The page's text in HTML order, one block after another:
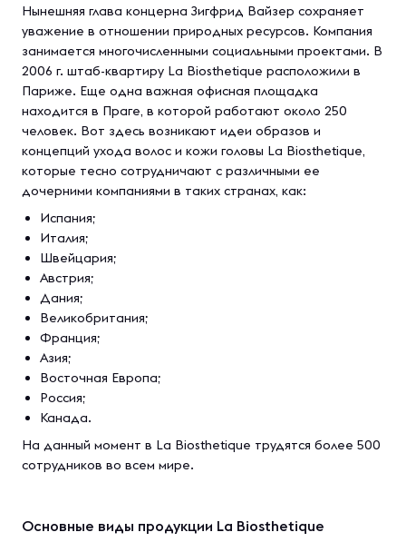
Нынешняя глава концерна Зигфрид Вайзер сохраняет
уважение в отношении природных ресурсов. Компания
занимается многочисленными социальными проектами. В
2006 г. штаб-квартиру La Biosthetique расположили в
Париже. Еще одна важная офисная площадка
находится в Праге, в которой работают около 250
человек. Вот здесь возникают идеи образов и
концепций ухода волос и кожи головы La Biosthetique,
которые тесно сотрудничают с различными ее
дочерними компаниями в таких странах, как:
Испания;
Италия;
Швейцария;
Австрия;
Дания;
Великобритания;
Франция;
Азия;
Восточная Европа;
Россия;
Канада.
На данный момент в La Biosthetique трудятся более 500
сотрудников во всем мире.
Основные виды продукции La Biosthetique